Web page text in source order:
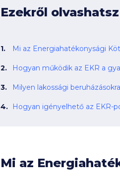
Ezekről olvashatsz
Mi az Energiahatékonysági
Hogyan működik az EKR a
Milyen lakossági
Hogyan igényelhető az EKR-
Mi az